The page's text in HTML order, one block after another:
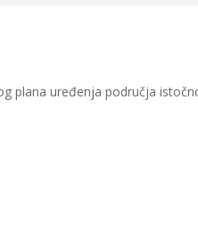
plana uređenja područja